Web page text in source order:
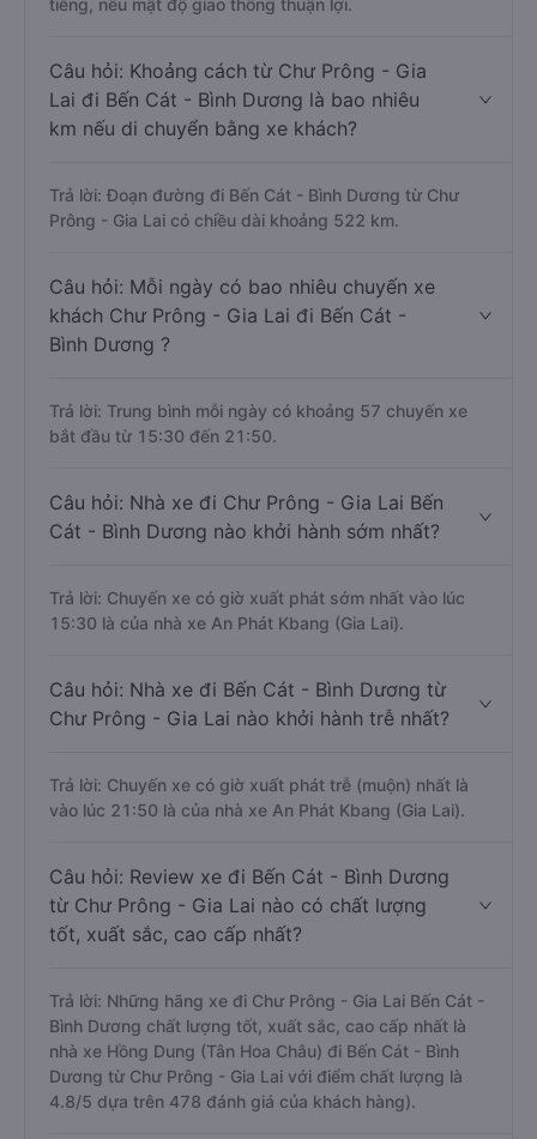
tiếng, nếu mật độ giao thông thuận lợi.
Câu hỏi: Khoảng cách từ Chư Prông - Gia
Lai đi Bến Cát - Bình Dương là bao nhiêu
km nếu di chuyển bằng xe khách?
Trả lời: Đoạn đường đi Bến Cát - Bình Dương từ Chư
Prông - Gia Lai có chiều dài khoảng 522 km.
Câu hỏi: Mỗi ngày có bao nhiêu chuyến xe
khách Chư Prông - Gia Lai đi Bến Cát -
Bình Dương ?
Trả lời: Trung bình mỗi ngày có khoảng 57 chuyến xe
bắt đầu từ 15:30 đến 21:50.
Câu hỏi: Nhà xe đi Chư Prông - Gia Lai Bến
Cát - Bình Dương nào khởi hành sớm nhất?
Trả lời: Chuyến xe có giờ xuất phát sớm nhất vào lúc
15:30 là của nhà xe An Phát Kbang (Gia Lai).
Câu hỏi: Nhà xe đi Bến Cát - Bình Dương từ
Chư Prông - Gia Lai nào khởi hành trễ nhất?
Trả lời: Chuyến xe có giờ xuất phát trễ (muộn) nhất là
vào lúc 21:50 là của nhà xe An Phát Kbang (Gia Lai).
Câu hỏi: Review xe đi Bến Cát - Bình Dương
từ Chư Prông - Gia Lai nào có chất lượng
tốt, xuất sắc, cao cấp nhất?
Trả lời: Những hãng xe đi Chư Prông - Gia Lai Bến Cát -
Bình Dương chất lượng tốt, xuất sắc, cao cấp nhất là
nhà xe Hồng Dung (Tân Hoa Châu) đi Bến Cát - Bình
Dương từ Chư Prông - Gia Lai với điểm chất lượng là
4.8/5 dựa trên 478 đánh giá của khách hàng).